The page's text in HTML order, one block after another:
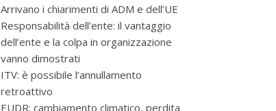
Arrivano i chiarimenti di ADM e dell’UE
Responsabilità dell’ente: il vantaggio
dell’ente e la colpa in organizzazione
vanno dimostrati
ITV: è possibile l’annullamento
retroattivo
EUDR: cambiamento climatico, perdita